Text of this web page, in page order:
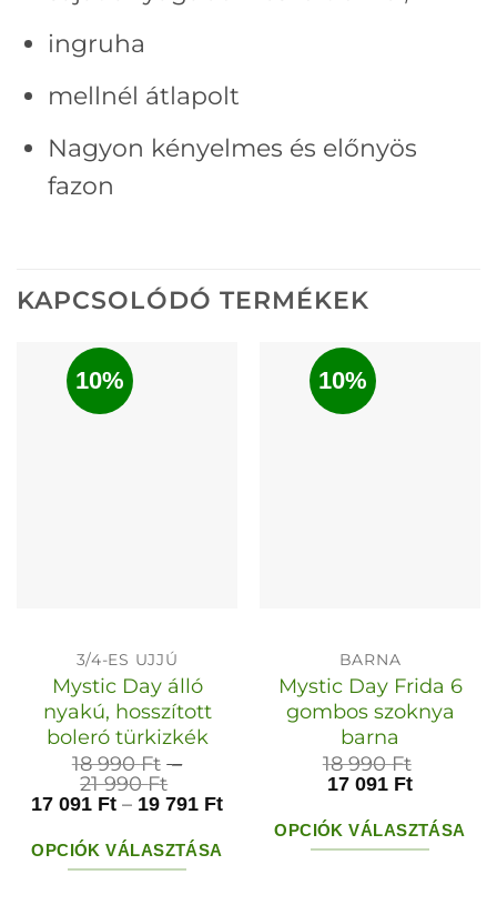
ingruha
mellnél átlapolt
Nagyon kényelmes és előnyös
fazon
KAPCSOLÓDÓ TERMÉKEK
10%
3/4-ES UJJÚ
Mystic Day álló
nyakú, hosszított
boleró türkizkék
18 990Ft –
21 990Ft
18
-
21
17 091 Ft – 19 791 FtÁrtartomány:
091 Ft
OPCIÓK VÁLASZTÁSA
10%
BARNA
Mystic Day Frida 6
gombos szoknya
barna
18 990Ft
17 091 Ft
OPCIÓK VÁLASZTÁSA